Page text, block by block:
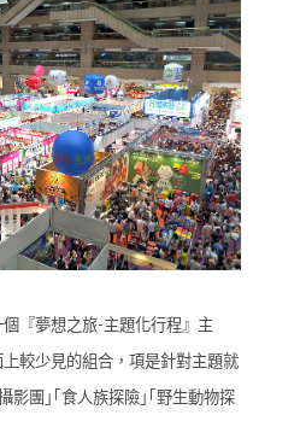
『夢想之旅-主題化行程』主
較少見的組合，項是針對主題就
影團｣｢食人族探險｣｢野生動物探